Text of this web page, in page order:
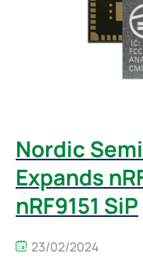
Nordic
Expands
nRF9151 SiP
23/02/2024